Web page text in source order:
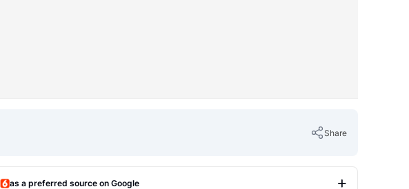
Share
as a preferred source on Google